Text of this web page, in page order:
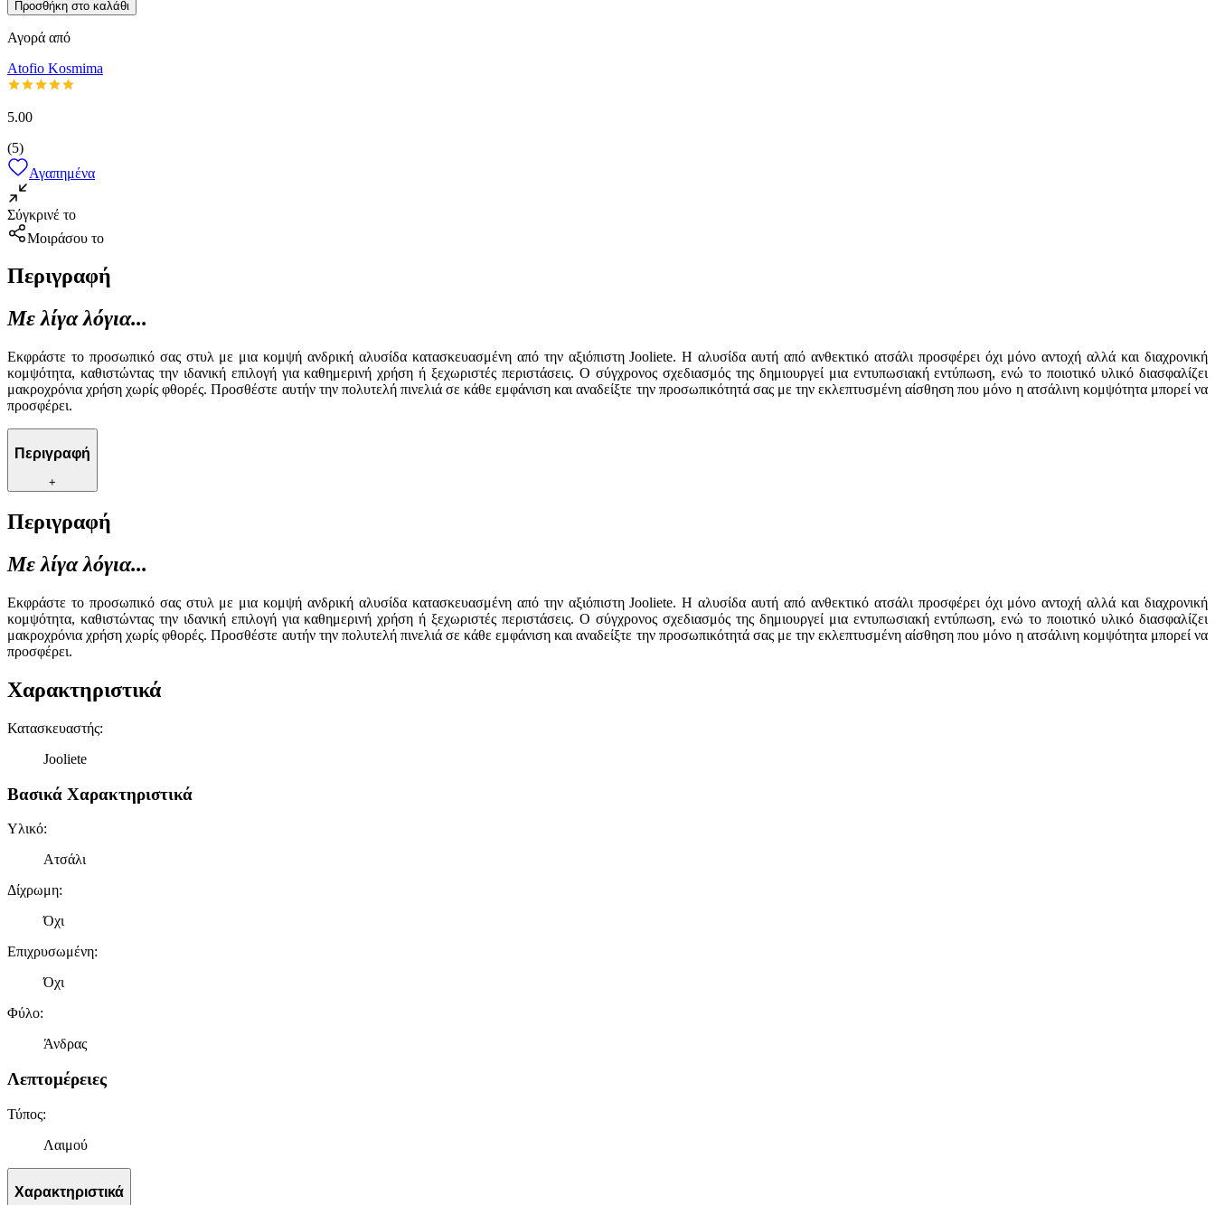
Προσθήκη στο καλάθι
Αγορά από
Atofio Kosmima
5.00
(5)
Αγαπημένα
Σύγκρινέ το
Μοιράσου το
Περιγραφή
Με λίγα λόγια...
Εκφράστε το προσωπικό σας στυλ με μια κομψή ανδρική αλυσίδα κατασκευασμένη από την αξιόπιστη Jooliete. Η αλυσίδα αυτή από ανθεκτικό ατσάλι προσφέρει όχι μόνο αντοχή αλλά και διαχρονική
κομψότητα, καθιστώντας την ιδανική επιλογή για καθημερινή χρήση ή ξεχωριστές περιστάσεις. Ο σύγχρονος σχεδιασμός της δημιουργεί μια εντυπωσιακή εντύπωση, ενώ το ποιοτικό υλικό διασφαλίζει
μακροχρόνια χρήση χωρίς φθορές. Προσθέστε αυτήν την πολυτελή πινελιά σε κάθε εμφάνιση και αναδείξτε την προσωπικότητά σας με την εκλεπτυσμένη αίσθηση που μόνο η ατσάλινη κομψότητα μπορεί να
προσφέρει.
Περιγραφή
+
Περιγραφή
Με λίγα λόγια...
Εκφράστε το προσωπικό σας στυλ με μια κομψή ανδρική αλυσίδα κατασκευασμένη από την αξιόπιστη Jooliete. Η αλυσίδα αυτή από ανθεκτικό ατσάλι προσφέρει όχι μόνο αντοχή αλλά και διαχρονική
κομψότητα, καθιστώντας την ιδανική επιλογή για καθημερινή χρήση ή ξεχωριστές περιστάσεις. Ο σύγχρονος σχεδιασμός της δημιουργεί μια εντυπωσιακή εντύπωση, ενώ το ποιοτικό υλικό διασφαλίζει
μακροχρόνια χρήση χωρίς φθορές. Προσθέστε αυτήν την πολυτελή πινελιά σε κάθε εμφάνιση και αναδείξτε την προσωπικότητά σας με την εκλεπτυσμένη αίσθηση που μόνο η ατσάλινη κομψότητα μπορεί να
προσφέρει.
Χαρακτηριστικά
Κατασκευαστής:
Jooliete
Βασικά Χαρακτηριστικά
Υλικό:
Ατσάλι
Δίχρωμη:
Όχι
Επιχρυσωμένη:
Όχι
Φύλο:
Άνδρας
Λεπτομέρειες
Τύπος:
Λαιμού
Χαρακτηριστικά